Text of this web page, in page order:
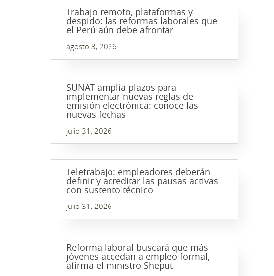
Trabajo remoto, plataformas y
despido: las reformas laborales que
el Perú aún debe afrontar
agosto 3, 2026
SUNAT amplía plazos para
implementar nuevas reglas de
emisión electrónica: conoce las
nuevas fechas
julio 31, 2026
Teletrabajo: empleadores deberán
definir y acreditar las pausas activas
con sustento técnico
julio 31, 2026
Reforma laboral buscará que más
jóvenes accedan a empleo formal,
afirma el ministro Sheput